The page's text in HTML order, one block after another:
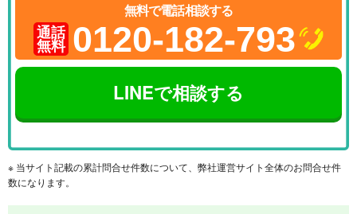
無料で電話相談する
通話
無料 0120-182-793
LINEで相談する
※ 当サイト記載の累計問合せ件数について、弊社運営サイト全体のお問合せ件
数になります。